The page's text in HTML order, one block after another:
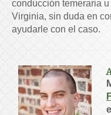
conducción temeraria
Virginia, sin duda en
ayudarle con el caso.